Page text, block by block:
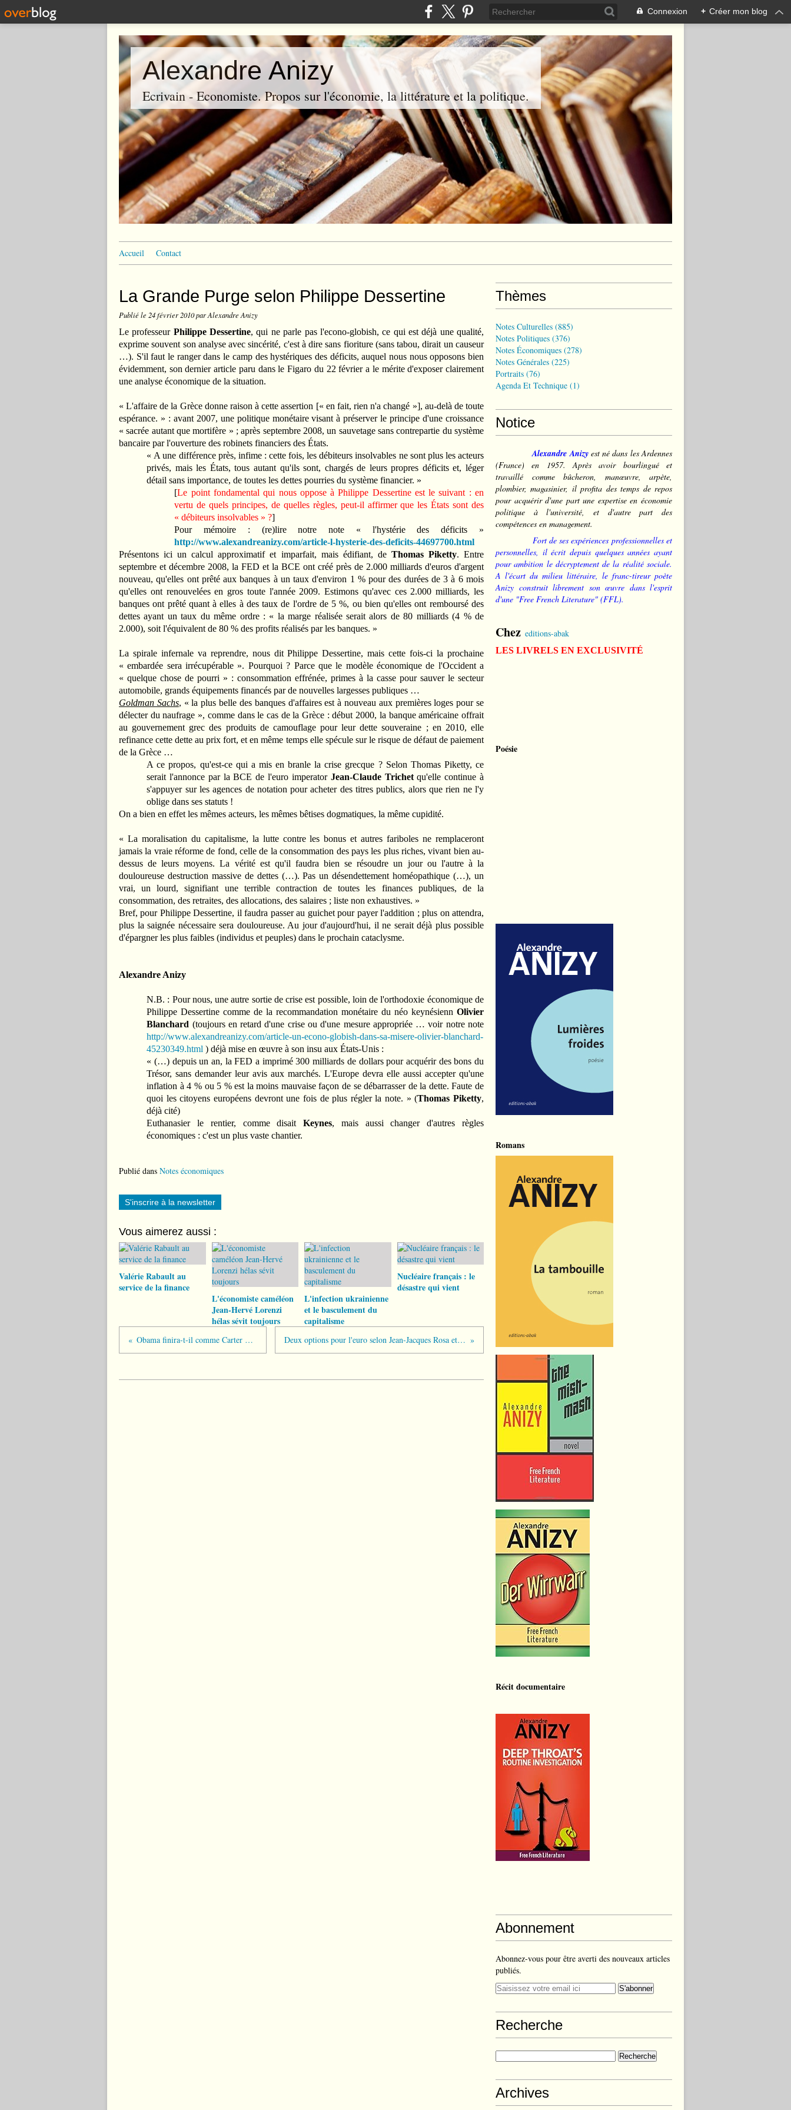
Connexion + Créer mon blog
Alexandre Anizy
Ecrivain - Economiste. Propos sur l'économie, la littérature et la politique.
Accueil Contact
La Grande Purge selon Philippe Dessertine
Publié le 24 février 2010par Alexandre Anizy
Le professeur Philippe Dessertine, qui ne parle pas l'econo-globish, ce qui est déjà une qualité,
exprime souvent son analyse avec sincérité, c'est à dire sans fioriture (sans tabou, dirait un causeur
…). S'il faut le ranger dans le camp des hystériques des déficits, auquel nous nous opposons bien
évidemment, son dernier article paru dans le Figaro du 22 février a le mérite d'exposer clairement
une analyse économique de la situation.
« L'affaire de la Grèce donne raison à cette assertion [« en fait, rien n'a changé »], au-delà de toute
espérance. » : avant 2007, une politique monétaire visant à préserver le principe d'une croissance
« sacrée autant que mortifère » ; après septembre 2008, un sauvetage sans contrepartie du système
bancaire par l'ouverture des robinets financiers des États.
« A une différence près, infime : cette fois, les débiteurs insolvables ne sont plus les acteurs
privés, mais les États, tous autant qu'ils sont, chargés de leurs propres déficits et, léger
détail sans importance, de toutes les dettes pourries du système financier. »
[Le point fondamental qui nous oppose à Philippe Dessertine est le suivant : en
vertu de quels principes, de quelles règles, peut-il affirmer que les États sont des
« débiteurs insolvables » ?]
Pour mémoire : (re)lire notre note « l'hystérie des déficits »
http://www.alexandreanizy.com/article-l-hysterie-des-deficits-44697700.html
Présentons ici un calcul approximatif et imparfait, mais édifiant, de Thomas Piketty. Entre
septembre et décembre 2008, la FED et la BCE ont créé près de 2.000 milliards d'euros d'argent
nouveau, qu'elles ont prêté aux banques à un taux d'environ 1 % pour des durées de 3 à 6 mois
qu'elles ont renouvelées en gros toute l'année 2009. Estimons qu'avec ces 2.000 milliards, les
banques ont prêté quant à elles à des taux de l'ordre de 5 %, ou bien qu'elles ont remboursé des
dettes ayant un taux du même ordre : « la marge réalisée serait alors de 80 milliards (4 % de
2.000), soit l'équivalent de 80 % des profits réalisés par les banques. »
La spirale infernale va reprendre, nous dit Philippe Dessertine, mais cette fois-ci la prochaine
« embardée sera irrécupérable ». Pourquoi ? Parce que le modèle économique de l'Occident a
« quelque chose de pourri » : consommation effrénée, primes à la casse pour sauver le secteur
automobile, grands équipements financés par de nouvelles largesses publiques …
Goldman Sachs, « la plus belle des banques d'affaires est à nouveau aux premières loges pour se
délecter du naufrage », comme dans le cas de la Grèce : début 2000, la banque américaine offrait
au gouvernement grec des produits de camouflage pour leur dette souveraine ; en 2010, elle
refinance cette dette au prix fort, et en même temps elle spécule sur le risque de défaut de paiement
de la Grèce …
A ce propos, qu'est-ce qui a mis en branle la crise grecque ? Selon Thomas Piketty, ce
serait l'annonce par la BCE de l'euro imperator Jean-Claude Trichetqu'elle continue à
s'appuyer sur les agences de notation pour acheter des titres publics, alors que rien ne l'y
oblige dans ses statuts !
On a bien en effet les mêmes acteurs, les mêmes bêtises dogmatiques, la même cupidité.
« La moralisation du capitalisme, la lutte contre les bonus et autres fariboles ne remplaceront
jamais la vraie réforme de fond, celle de la consommation des pays les plus riches, vivant bien au-
dessus de leurs moyens. La vérité est qu'il faudra bien se résoudre un jour ou l'autre à la
douloureuse destruction massive de dettes (…). Pas un désendettement homéopathique (…), un
vrai, un lourd, signifiant une terrible contraction de toutes les finances publiques, de la
consommation, des retraites, des allocations, des salaires ; liste non exhaustives. »
Bref, pour Philippe Dessertine, il faudra passer au guichet pour payer l'addition ; plus on attendra,
plus la saignée nécessaire sera douloureuse. Au jour d'aujourd'hui, il ne serait déjà plus possible
d'épargner les plus faibles (individus et peuples) dans le prochain cataclysme.
Alexandre Anizy
N.B. : Pour nous, une autre sortie de crise est possible, loin de l'orthodoxie économique de
Philippe Dessertine comme de la recommandation monétaire du néo keynésienn Olivier
Blanchard (toujours en retard d'une crise ou d'une mesure appropriée … voir notre note
http://www.alexandreanizy.com/article-un-econo-globish-dans-sa-misere-olivier-blanchard-
45230349.html ) déjà mise en œuvre à son insu aux États-Unis :
« (…) depuis un an, la FED a imprimé 300 milliards de dollars pour acquérir des bons du
Trésor, sans demander leur avis aux marchés. L'Europe devra elle aussi accepter qu'une
inflation à 4 % ou 5 % est la moins mauvaise façon de se débarrasser de la dette. Faute de
quoi les citoyens européens devront une fois de plus régler la note. » (Thomas Piketty,
déjà cité)
Euthanasier le rentier, comme disaitKeynes, mais aussi changer d'autres règles
économiques : c'est un plus vaste chantier.
Publié dans Notes économiques
S'inscrire à la newsletter
Vous aimerez aussi :
Valérie Rabault au
service de la finance
L'économiste caméléon
Jean-Hervé Lorenzi
hélas sévit toujours
L'infection ukrainienne
et le basculement du
capitalisme
Nucléaire français : le
désastre qui vient
Obama finira-t-il comme Carter ou Clinton ? Deux options pour l'euro selon Jean-Jacques Rosa et Philippe Villin
Thèmes
Notes Culturelles (885)
Notes Politiques (376)
Notes Économiques (278)
Notes Générales (225)
Portraits (76)
Agenda Et Technique (1)
Notice
Alexandre Anizy est né dans les Ardennes
(France) en 1957. Après avoir bourlingué et
travaillé comme bûcheron, manœuvre, arpète,
plombier, magasinier, il profita des temps de repos
pour acquérir d'une part une expertise en économie
politique à l'université, et d'autre part des
compétences en management.
Fort de ses expériences professionnelles et
personnelles, il écrit depuis quelques années ayant
pour ambition le décryptement de la réalité sociale.
A l'écart du milieu littéraire, le franc-tireur poète
Anizy construit librement son œuvre dans l'esprit
d'une "Free French Literature" (FFL).
Chez editions-abak
LES LIVRELS EN EXCLUSIVITÉ
Poésie
Romans
Récit documentaire
Abonnement
Abonnez-vous pour être averti des nouveaux articles
publiés.
Recherche
Archives